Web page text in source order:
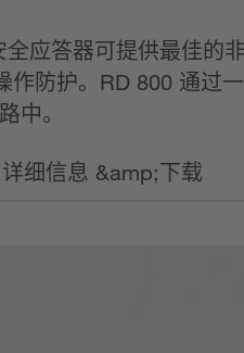
应答器可提供最佳的非
防护。RD 800 通过
中。
详细信息 &amp;下载